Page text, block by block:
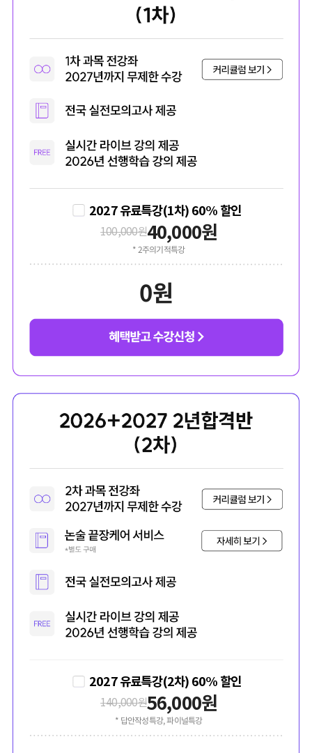
2027 유료특강(1차) 60% 할인
100,000원40,000원
* 2주의기적특강
0원
2027 유료특강(2차) 60% 할인
140,000원56,000원
* 답안작성특강, 파이널특강